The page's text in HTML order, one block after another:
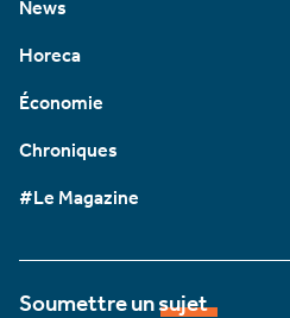
News
Horeca
Économie
Chroniques
#Le Magazine
Soumettre un sujet